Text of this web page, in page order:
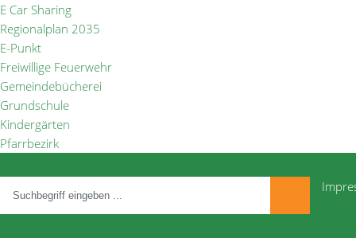
E Car Sharing
Regionalplan 2035
E-Punkt
Freiwillige Feuerwehr
Gemeindebücherei
Grundschule
Kindergärten
Pfarrbezirk